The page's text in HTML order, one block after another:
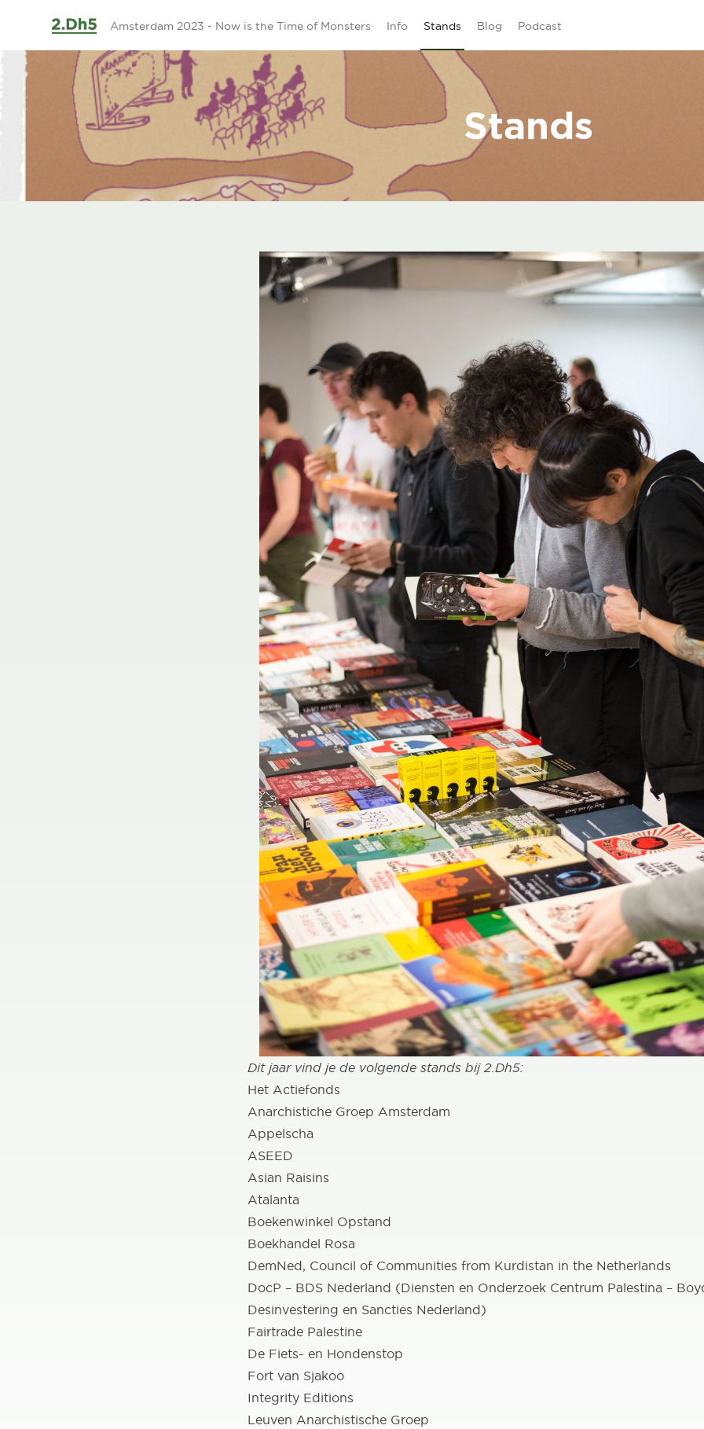
Amsterdam 2023 - Now is the Time of Monsters Info Stands Blog Podcast
Stands
Dit jaar vind je de volgende stands bij 2.Dh5:
Het Actiefonds
Anarchistiche Groep Amsterdam
Appelscha
ASEED
Asian Raisins
Atalanta
Boekenwinkel Opstand
Boekhandel Rosa
DemNed, Council of Communities from Kurdistan in the Netherlands
DocP – BDS Nederland (Diensten en Onderzoek Centrum Palestina –
Desinvestering en Sancties Nederland)
Fairtrade Palestine
De Fiets- en Hondenstop
Fort van Sjakoo
Integrity Editions
Leuven Anarchistische Groep